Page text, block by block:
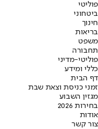
פוליטי
ביטחוני
חינוך
בריאות
משפט
תחבורה
פוליטי-מדיני
כללי ומידע
דף הבית
זמני כניסת וצאת שבת
מגזין השבוע
בחירות 2026
אודות
צור קשר